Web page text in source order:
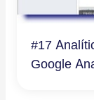
#17
Google